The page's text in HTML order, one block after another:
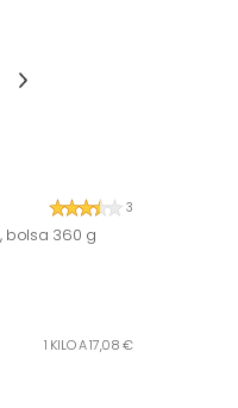
3
bolsa 360 g
1 KILO A 17,08 €